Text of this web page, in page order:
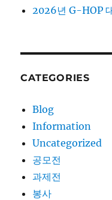
2026년 G-HOP
CATEGORIES
Blog
Information
Uncategorized
공모전
과제전
봉사